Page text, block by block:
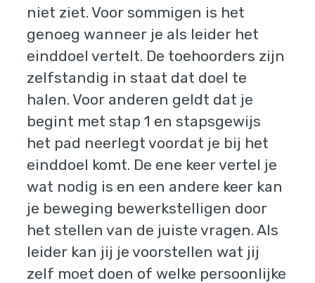
niet ziet. Voor sommigen is het
genoeg wanneer je als leider het
einddoel vertelt. De toehoorders zijn
zelfstandig in staat dat doel te
halen. Voor anderen geldt dat je
begint met stap 1 en stapsgewijs
het pad neerlegt voordat je bij het
einddoel komt. De ene keer vertel je
wat nodig is en een andere keer kan
je beweging bewerkstelligen door
het stellen van de juiste vragen. Als
leider kan jij je voorstellen wat jij
zelf moet doen of welke persoonlijke